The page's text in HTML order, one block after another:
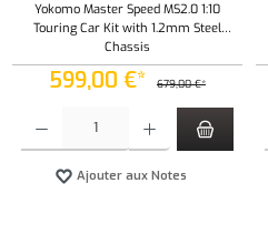
Yokomo Master Speed MS2.0 1:10
Touring Car Kit with 1.2mm Steel
Chassis
599,00 €* 679,00 €*
Ajouter aux Notes